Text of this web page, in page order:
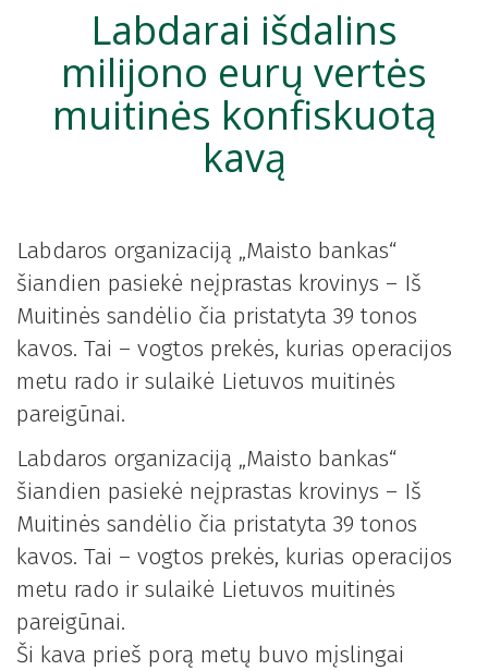
Labdarai išdalins
milijono eurų vertės
muitinės konfiskuotą
kavą
Labdaros organizaciją „Maisto bankas“
šiandien pasiekė neįprastas krovinys – Iš
Muitinės sandėlio čia pristatyta 39 tonos
kavos. Tai – vogtos prekės, kurias operacijos
metu rado ir sulaikė Lietuvos muitinės
pareigūnai.
Labdaros organizaciją „Maisto bankas“
šiandien pasiekė neįprastas krovinys – Iš
Muitinės sandėlio čia pristatyta 39 tonos
kavos. Tai – vogtos prekės, kurias operacijos
metu rado ir sulaikė Lietuvos muitinės
pareigūnai.
Ši kava prieš porą metų buvo mįslingai